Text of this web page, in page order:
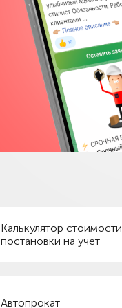
Калькулятор стоимости
постановки на учет
Автопрокат